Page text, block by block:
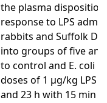
the plasma disposition
response to LPS
rabbits and Suffolk
into groups of five
to control and E. coli
doses of 1 μg/kg LPS
and 23 h with 15 min